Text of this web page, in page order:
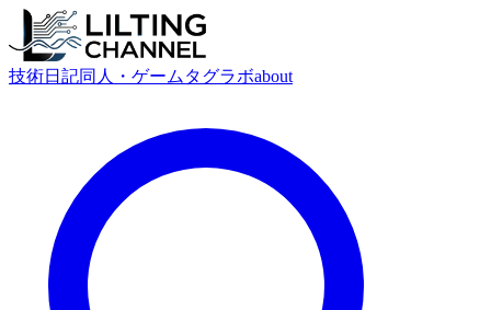
技術日記同人・ゲーム タグラボabout